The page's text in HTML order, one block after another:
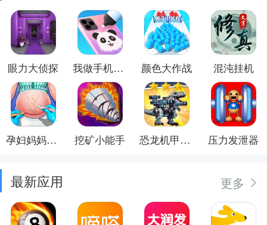
眼力大侦探 我做手机壳特好看 颜色大作战 混沌挂机
孕妇妈妈日记 挖矿小能手 恐龙机甲射手 压力发泄器
最新应用 更多